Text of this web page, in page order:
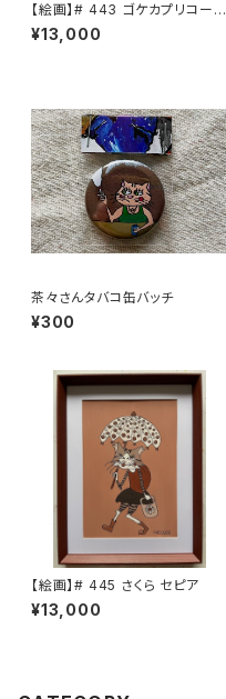
【絵画】# 443 ゴケカプリコーン
ブルー
¥13,000
茶々さんタバコ缶バッチ
¥300
【絵画】# 445 さくら セピア
¥13,000